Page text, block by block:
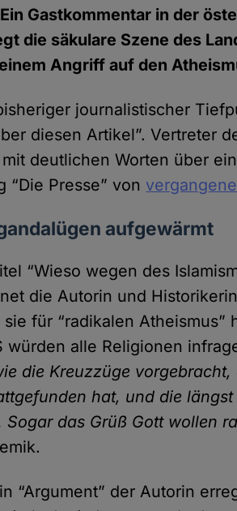
Ein Gastkommentar in der
die säkulare Szene des
Angriff auf den
journalistischer
diesen Artikel”. Vertreter
deutlichen Worten über
“Die Presse” von
aufgewärmt
“Wieso wegen des
die Autorin und
für “radikalen Atheismus”
würden alle Religionen
die Kreuz­züge
hat, und die
Sogar das Grüß Gott wollen
“Argument” der Autorin